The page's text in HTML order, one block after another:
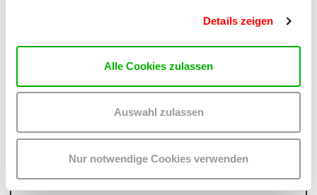
Details zeigen
Alle Cookies zulassen
Auswahl zulassen
Nur notwendige Cookies verwenden
ANFAHRT
Wie komme ich schnell ins WUK?